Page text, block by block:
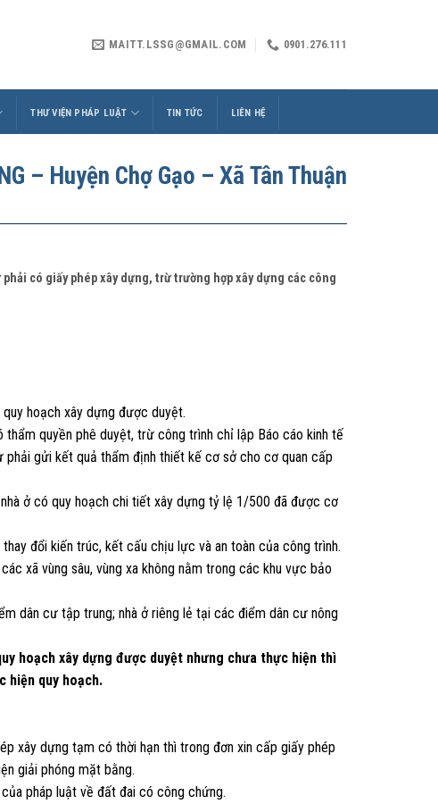
MAITT.LSSG@GMAIL.COM 0901.276.111
THƯ VIỆN PHÁP LUẬT TIN TỨC LIÊN HỆ
– Huyện Chợ Gạo – Xã Tân Thuận
có giấy phép xây dựng, trừ trường hợp xây dựng các công
hoạch xây dựng được duyệt.
quyền phê duyệt, trừ công trình chỉ lập Báo cáo kinh tế
gửi kết quả thẩm định thiết kế cơ sở cho cơ quan cấp
ở có quy hoạch chi tiết xây dựng tỷ lệ 1/500 đã được cơ
đổi kiến trúc, kết cấu chịu lực và an toàn của công trình.
xã vùng sâu, vùng xa không nằm trong các khu vực bảo
dân cư tập trung; nhà ở riêng lẻ tại các điểm dân cư nông
hoạch xây dựng được duyệt nhưng chưa thực hiện thì
hiện quy hoạch.
xây dựng tạm có thời hạn thì trong đơn xin cấp giấy phép
giải phóng mặt bằng.
pháp luật về đất đai có công chứng.